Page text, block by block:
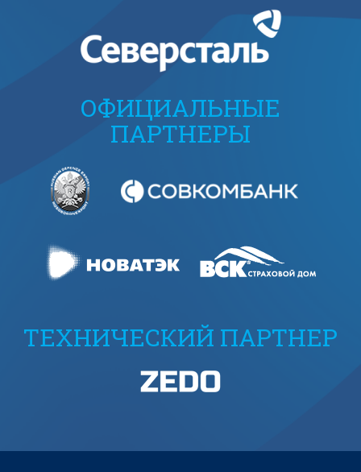
ОФИЦИАЛЬНЫЕ
ПАРТНЕРЫ
ТЕХНИЧЕСКИЙ ПАРТНЕР